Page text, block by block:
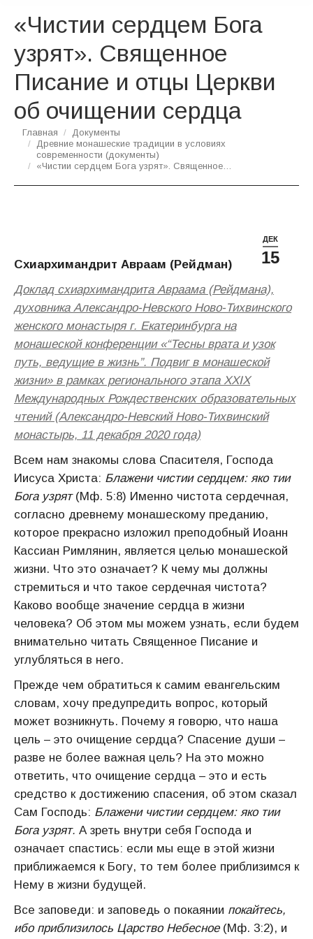
«Чистии сердцем Бога
узрят». Священное
Писание и отцы Церкви
об очищении сердца
Вы здесь:
Главная
Документы
Древние монашеские традиции в условиях
современности (документы)
«Чистии сердцем Бога узрят». Священное…
ДЕК
15
Схиархимандрит Авраам (Рейдман)
Доклад схиархимандрита Авраама (Рейдмана),
духовника Александро-Невского Ново-Тихвинского
женского монастыря г. Екатеринбурга на
монашеской конференции «“Тесны врата и узок
путь, ведущие в жизнь”. Подвиг в монашеской
жизни» в рамках регионального этапа XXIX
Международных Рождественских образовательных
чтений (Александро-Невский Ново-Тихвинский
монастырь, 11 декабря 2020 года)
Всем нам знакомы слова Спасителя, Господа
Иисуса Христа: Блажени чистии сердцем: яко тии
Бога узрят(Мф. 5:8) Именно чистота сердечная,
согласно древнему монашескому преданию,
которое прекрасно изложил преподобный Иоанн
Кассиан Римлянин, является целью монашеской
жизни. Что это означает? К чему мы должны
стремиться и что такое сердечная чистота?
Каково вообще значение сердца в жизни
человека? Об этом мы можем узнать, если будем
внимательно читать Священное Писание и
углубляться в него.
Прежде чем обратиться к самим евангельским
словам, хочу предупредить вопрос, который
может возникнуть. Почему я говорю, что наша
цель – это очищение сердца? Спасение души –
разве не более важная цель? На это можно
ответить, что очищение сердца – это и есть
средство к достижению спасения, об этом сказал
Сам Господь: Блажени чистии сердцем: яко тии
Бога узрят. А зреть внутри себя Господа и
означает спастись: если мы еще в этой жизни
приближаемся к Богу, то тем более приблизимся к
Нему в жизни будущей.
Все заповеди: и заповедь о покаянии покайтесь,
ибо приблизилось Царство Небесное(Мф. 3:2), и